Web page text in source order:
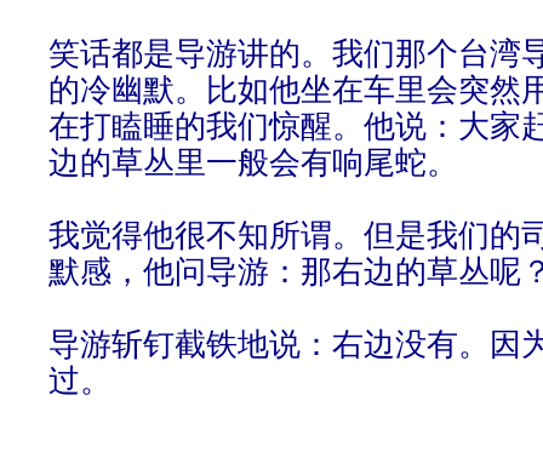
笑话都是导游讲的。我们那个台湾
的冷幽默。比如他坐在车里会突然
在打瞌睡的我们惊醒。他说：大家
边的草丛里一般会有响尾蛇。
我觉得他很不知所谓。但是我们的
默感，他问导游：那右边的草丛呢
导游斩钉截铁地说：右边没有。因
过。